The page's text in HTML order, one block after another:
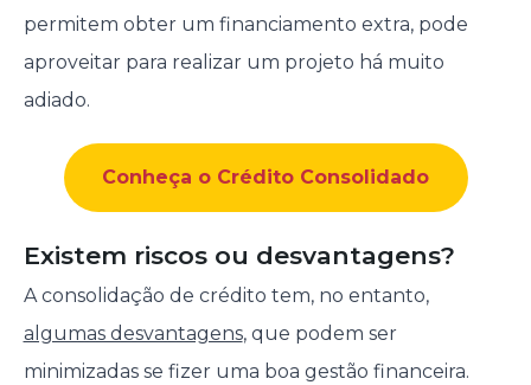
permitem obter um financiamento extra, pode
aproveitar para realizar um projeto há muito
adiado.
Conheça o Crédito Consolidado
Existem riscos ou desvantagens?
A consolidação de crédito tem, no entanto,
algumas desvantagens, que podem ser
minimizadas se fizer uma boa gestão financeira.